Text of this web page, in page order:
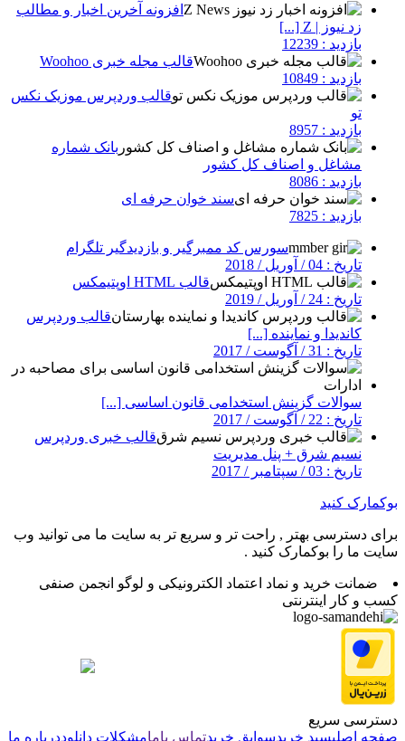
افزونه آخرین اخبار و مطالب
زد نیوز | Z [...]
بازدید : 12239
قالب مجله خبری Woohoo
بازدید : 10849
قالب وردپرس موزیک نکس
تو
بازدید : 8957
بانک شماره
مشاغل و اصناف کل کشور
بازدید : 8086
سند خوان حرفه ای
بازدید : 7825
سورس کد ممبرگیر و بازدیدگیر تلگرام
تاریخ : 04 / آوریل / 2018
قالب HTML اوپتیمکس
تاریخ : 24 / آوریل / 2019
قالب وردپرس
کاندیدا و نماینده [...]
تاریخ : 31 / آگوست / 2017
سوالات گزینش استخدامی قانون اساسی [...]
تاریخ : 22 / آگوست / 2017
قالب خبری وردپرس
نسیم شرق + پنل مدیریت
تاریخ : 03 / سپتامبر / 2017
بوکمارک کنید
برای دسترسی بهتر , راحت تر و سریع تر به سایت ما می توانید وب
سایت ما را بوکمارک کنید .
ضمانت خرید و نماد اعتماد الکترونیکی و لوگو انجمن صنفی
کسب و کار اینترنتی
دسترسی سریع
صفحه اصلیسبد خریدسوابق خریدتماس بامامشکلات دانلوددرباره ما